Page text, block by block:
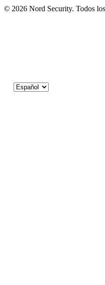
© 2026 Nord Security. Todos